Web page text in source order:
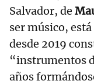
Salvador, de
ser músico,
desde 2019
“instrumentos
años